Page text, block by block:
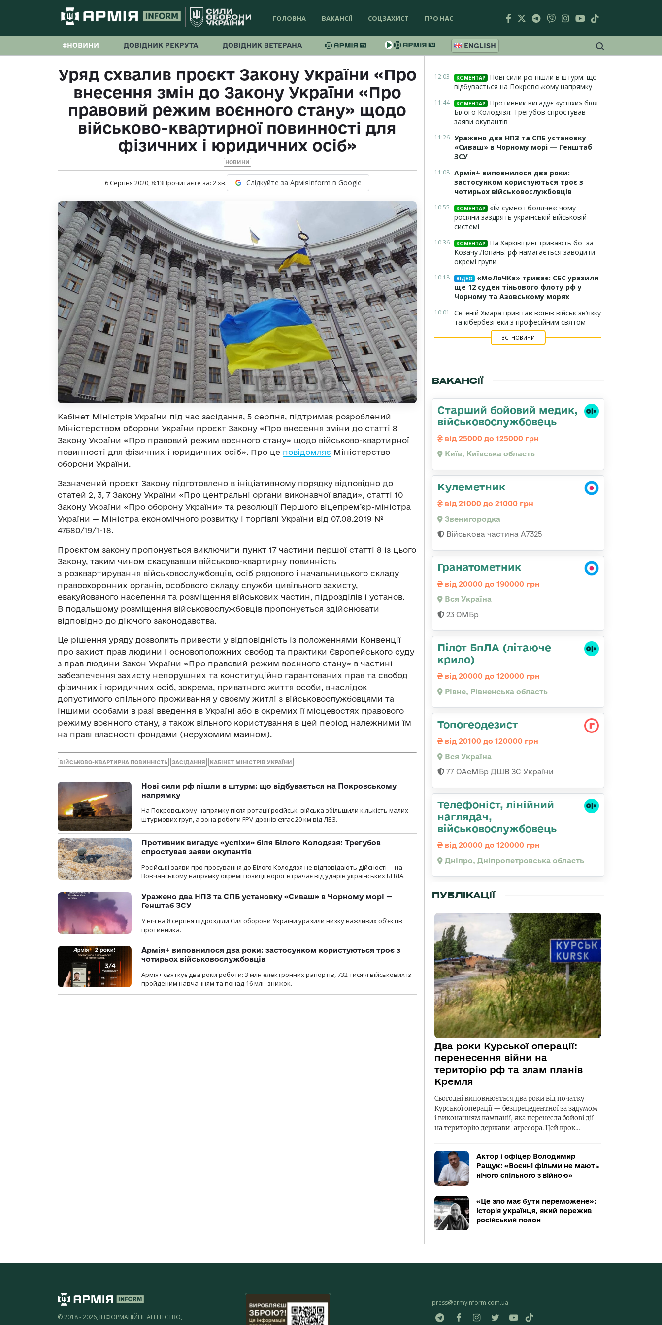
ГОЛОВНА ВАКАНСІЇ СОЦЗАХИСТ ПРО НАС
#НОВИНИ ДОВІДНИК РЕКРУТА ДОВІДНИК ВЕТЕРАНА ENGLISH
Уряд схвалив проєкт Закону України «Про
внесення змін до Закону України «Про
правовий режим воєнного стану» щодо
військово-квартирної повинності для
фізичних і юридичних осіб»
НОВИНИ
6 Серпня 2020, 8:13Прочитаєте за: 2хв. Слідкуйте за АрміяInform в Google
Кабінет Міністрів України під час засідання, 5 серпня, підтримав розроблений
Міністерством оборони України проєкт Закону «Про внесення зміни до статті 8
Закону України «Про правовий режим воєнного стану» щодо військово-квартирної
повинності для фізичних і юридичних осіб». Про це повідомляє Міністерство
оборони України.
Зазначений проєкт Закону підготовлено в ініціативному порядку відповідно до
статей 2, 3, 7 Закону України «Про центральні органи виконавчої влади», статті 10
Закону України «Про оборону України» та резолюції Першого віцепрем’єр-міністра
України — Міністра економічного розвитку і торгівлі України від 07.08.2019 №
47680/19/1-18.
Проєктом закону пропонується виключити пункт 17 частини першої статті 8 із цього
Закону, таким чином скасувавши військово-квартирну повинність
з розквартирування військовослужбовців, осіб рядового і начальницького складу
правоохоронних органів, особового складу служби цивільного захисту,
евакуйованого населення та розміщення військових частин, підрозділів і установ.
В подальшому розміщення військовослужбовців пропонується здійснювати
відповідно до діючого законодавства.
Це рішення уряду дозволить привести у відповідність із положеннями Конвенції
про захист прав людини і основоположних свобод та практики Європейського суду
з прав людини Закон України «Про правовий режим воєнного стану» в частині
забезпечення захисту непорушних та конституційно гарантованих прав та свобод
фізичних і юридичних осіб, зокрема, приватного життя особи, внаслідок
допустимого спільного проживання у своєму житлі з військовослужбовцями та
іншими особами в разі введення в Україні або в окремих її місцевостях правового
режиму воєнного стану, а також вільного користування в цей період належними їм
на праві власності фондами (нерухомим майном).
ВІЙСЬКОВО-КВАРТИРНА ПОВИННІСТЬ ЗАСІДАННЯ КАБІНЕТ МІНІСТРІВ УКРАЇНИ
Нові сили рф пішли в штурм: що відбувається на Покровському
напрямку
На Покровському напрямку після ротації російські війська збільшили кількість малих
штурмових груп, а зона роботи FPV-дронів сягає 20 км від ЛБЗ.
Противник вигадує «успіхи» біля Білого Колодязя: Трегубов
спростував заяви окупантів
Російські заяви про просування до Білого Колодязя не відповідають дійсності— на
Вовчанському напрямку окремі позиції ворог втрачає від ударів українських БПЛА.
Уражено два НПЗ та СПБ установку «Сиваш» в Чорному морі —
Генштаб ЗСУ
У ніч на 8 серпня підрозділи Сил оборони України уразили низку важливих об’єктів
противника.
Армія+ виповнилося два роки: застосунком користуються троє з
чотирьох військовослужбовців
Армія+ святкує два роки роботи: 3 млн електронних рапортів, 732 тисячі військових із
пройденим навчанням та понад 16 млн знижок.
12:03 КОМЕНТАР
Нові сили рф пішли в штурм: що
відбувається на Покровському напрямку
11:44 КОМЕНТАР
Противник вигадує «успіхи» біля
Білого Колодязя: Трегубов спростував
заяви окупантів
11:26 Уражено два НПЗ та СПБ установку
«Сиваш» в Чорному морі — Генштаб
ЗСУ
11:08 Армія+ виповнилося два роки:
застосунком користуються троє з
чотирьох військовослужбовців
10:55 КОМЕНТАР
«Їм сумно і боляче»: чому
росіяни заздрять українській військовій
системі
10:36 КОМЕНТАР
На Харківщині тривають бої за
Козачу Лопань: рф намагається заводити
окремі групи
10:18 ВІДЕО
«МоЛоЧКа» триває: СБС уразили
ще 12 суден тіньового флоту рф у
Чорному та Азовському морях
10:01
Євгеній Хмара привітав воїнів військ зв’язку
та кібербезпеки з професійним святом
ВСІ НОВИНИ
ВАКАНСІЇ
Старший бойовий медик,
військовослужбовець
від 25000 до 125000 грн
Київ, Київська область
Кулеметник
від 21000 до 21000 грн
Звенигородка
Військова частина А7325
Гранатометник
від 20000 до 190000 грн
Вся Україна
23 ОМБр
Пілот БпЛА (літаюче
крило)
від 20000 до 120000 грн
Рівне, Рівненська область
Топогеодезист
від 20100 до 120000 грн
Вся Україна
77 ОАеМБр ДШВ ЗС України
Телефоніст, лінійний
наглядач,
військовослужбовець
від 20000 до 120000 грн
Дніпро, Дніпропетровська область
ПУБЛІКАЦІЇ
Два роки Курської операції:
перенесення війни на
територію рф та злам планів
Кремля
Сьогодні виповнюється два роки від початку
Курської операції — безпрецедентної за задумом
і виконанням кампанії, яка перенесла бойові дії
на територію держави-агресора. Цей крок…
Актор і офіцер Володимир
Ращук: «Воєнні фільми не мають
нічого спільного з війною»
«Це зло має бути переможене»:
історія українця, який пережив
російський полон
© 2018 - 2026, ІНФОРМАЦІЙНЕ АГЕНТСТВО,
press@armyinform.com.ua